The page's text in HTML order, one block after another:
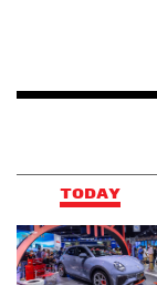
เศรษฐกิจ
TODAY